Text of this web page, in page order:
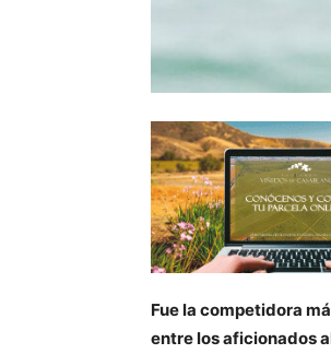
Fue la competidora
entre los aficionados